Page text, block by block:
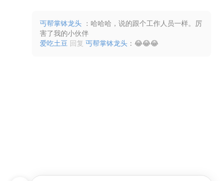
丐帮掌钵龙头
：哈哈哈，说的跟个工作人员一样。厉
害了我的小伙伴
爱吃土豆 回复 丐帮掌钵龙头 ：😂😂😂